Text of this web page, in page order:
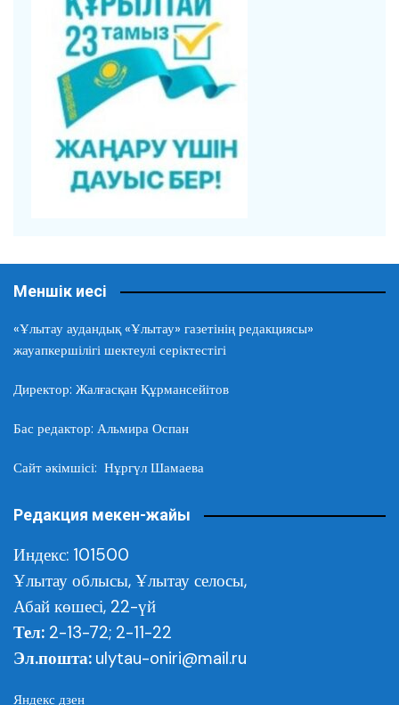
Меншік иесі
«Ұлытау аудандық «Ұлытау» газетінің редакциясы»
жауапкершілігі шектеулі серіктестігі
Директор: Жалғасқан Құрмансейітов
Бас редактор: Альмира Оспан
Сайт әкімшісі: Нұргүл Шамаева
Редакция мекен-жайы
Индекс: 101500
Ұлытау облысы, Ұлытау селосы,
Абай көшесі, 22-үй
Тел: 2-13-72; 2-11-22
Эл.пошта: ulytau-oniri@mail.ru
Яндекс дзен